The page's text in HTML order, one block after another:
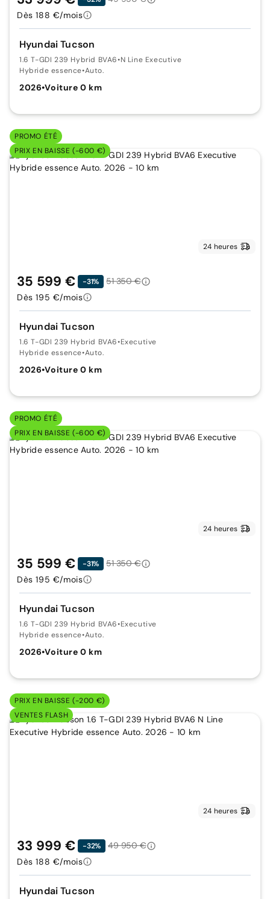
Hyundai Tucson
1.6 T-GDI 239 Hybrid BVA6•N Line Executive
Hybride essence•Auto.
2026•Voiture 0 km
Dès 188 €/mois
PROMO ÉTÉ
PRIX EN BAISSE (-600 €)
24 heures
Hyundai Tucson
1.6 T-GDI 239 Hybrid BVA6•Executive
Hybride essence•Auto.
2026•Voiture 0 km
35 599 € -31%
51 350 €
Dès 195 €/mois
PROMO ÉTÉ
PRIX EN BAISSE (-600 €)
24 heures
Hyundai Tucson
1.6 T-GDI 239 Hybrid BVA6•Executive
Hybride essence•Auto.
2026•Voiture 0 km
35 599 € -31%
51 350 €
Dès 195 €/mois
PRIX EN BAISSE (-200 €)
VENTES FLASH
24 heures
Hyundai Tucson
33 999 € -32%
49 950 €
Dès 188 €/mois